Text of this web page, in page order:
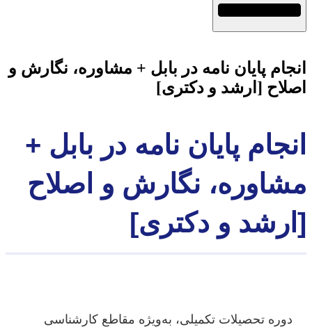
انجام پایان نامه در بابل + مشاوره، نگارش و
اصلاح [ارشد و دکتری]
انجام پایان نامه در بابل +
مشاوره، نگارش و اصلاح
[ارشد و دکتری]
دوره تحصیلات تکمیلی، به‌ویژه مقاطع کارشناسی